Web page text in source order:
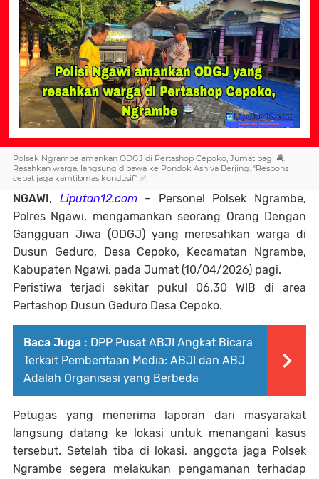
Polsek Ngrambe amankan ODGJ di Pertashop Cepoko, Jumat pagi 🚔.
Resahkan warga, langsung dibawa ke Pondok Ashiva Berjing. "Respons
cepat jaga kamtibmas kondusif" ✅.
NGAWI, Liputan12.com– Personel Polsek Ngrambe,
Polres Ngawi, mengamankan seorang Orang Dengan
Gangguan Jiwa (ODGJ) yang meresahkan warga di
Dusun Geduro, Desa Cepoko, Kecamatan Ngrambe,
Kabupaten Ngawi, pada Jumat (10/04/2026) pagi.
Peristiwa terjadi sekitar pukul 06.30 WIB di area
Pertashop Dusun Geduro Desa Cepoko.
Baca Juga : DPP Pusat ABJI Angkat Bicara
Terkait Pemberitaan Media: ABJI dan ABJ
Adalah Organisasi yang Berbeda
Petugas yang menerima laporan dari masyarakat
langsung datang ke lokasi untuk menangani kasus
tersebut. Setelah tiba di lokasi, anggota jaga Polsek
Ngrambe segera melakukan pengamanan terhadap